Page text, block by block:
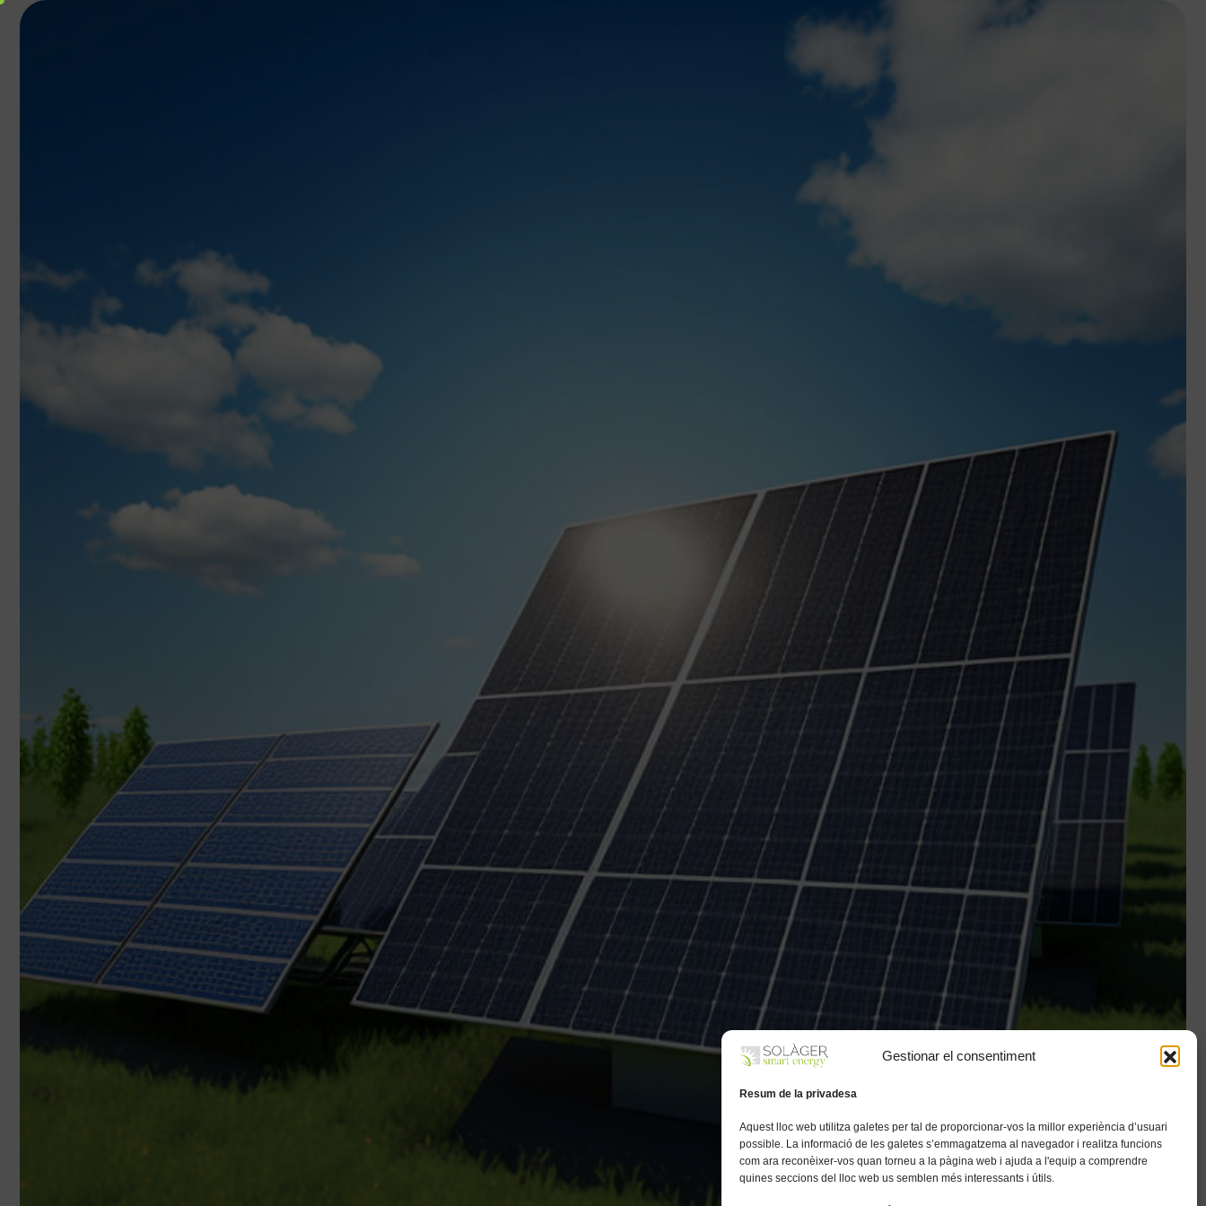
Gestionar el consentiment
Resum de la privadesa
Aquest lloc web utilitza galetes per tal de proporcionar-vos la millor experiència d’usuari
possible. La informació de les galetes s’emmagatzema al navegador i realitza funcions
com ara reconèixer-vos quan torneu a la pàgina web i ajuda a l'equip a comprendre
quines seccions del lloc web us semblen més interessants i útils.